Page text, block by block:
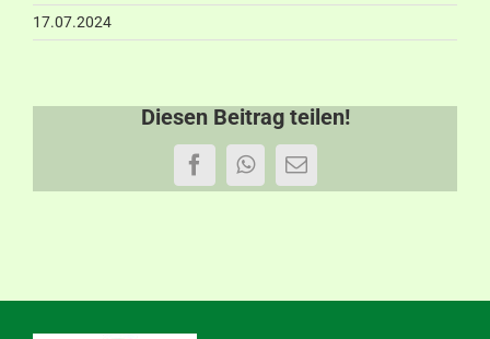
17.07.2024
Diesen Beitrag teilen!
FacebookWhatsApp
E-
Mail